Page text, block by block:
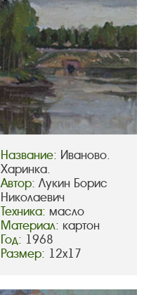
Название: Иваново.
Харинка.
Автор: Лукин Борис
Николаевич
Техника: масло
Материал: картон
Год: 1968
Размер: 12х17